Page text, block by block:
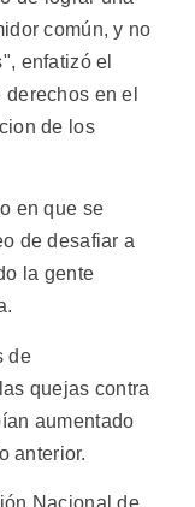
común, y no
enfatizó el
en el
de los
en que se
de desafiar a
la gente
de
quejas contra
aumentado
anterior.